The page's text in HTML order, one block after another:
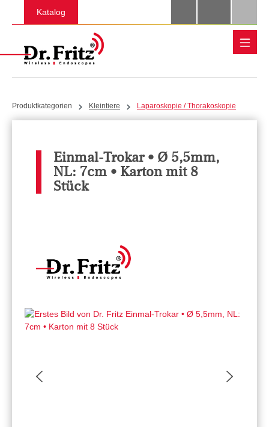
Zum Hauptinhalt springen
Katalog
Produktkategorien Kleintiere Laparoskopie / Thorakoskopie
Einmal-Trokar • Ø 5,5mm,
NL: 7cm • Karton mit 8
Stück